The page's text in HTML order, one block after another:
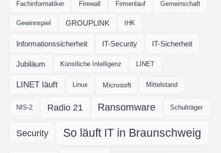
Fachinformatiker Firewall Firmenlauf Gemeinschaft
Gewinnspiel GROUPLINK IHK
Informationssicherheit IT-Security IT-Sicherheit
Jubiläum Künstliche Intelligenz LINET
LINET läuft Linux Microsoft Mittelstand
NIS-2 Radio 21 Ransomware Schulträger
Security So läuft IT in Braunschweig